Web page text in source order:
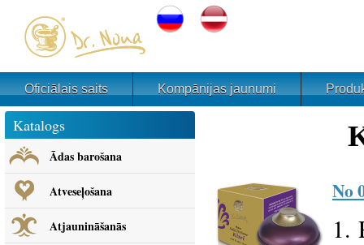
Oficiālais saits Kompānijas jaunumi
No
1.
Katalogs
Ādas barošana
Atveseļošana
Atjaunināšanās